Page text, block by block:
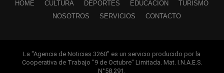
HOME CULTURA DEPORTES EDUCACIÓN
TURISMO
NOSOTROS
SERVICIOS CONTACTO
La "Agencia de Noticias 3260" es un servicio producido por la
Cooperativa de Trabajo "9 de Octubre" Limitada. Mat. I.N.A.E.S.
N°58.291.